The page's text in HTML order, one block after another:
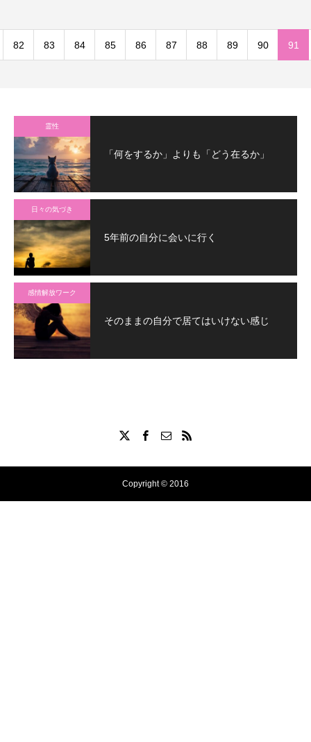
82 83 84 85 86 87 88 89 90 91
霊性
「何をするか」よりも「どう在るか」
日々の気づき
5年前の自分に会いに行く
感情解放ワーク
そのままの自分で居てはいけない感じ
Copyright © 2016